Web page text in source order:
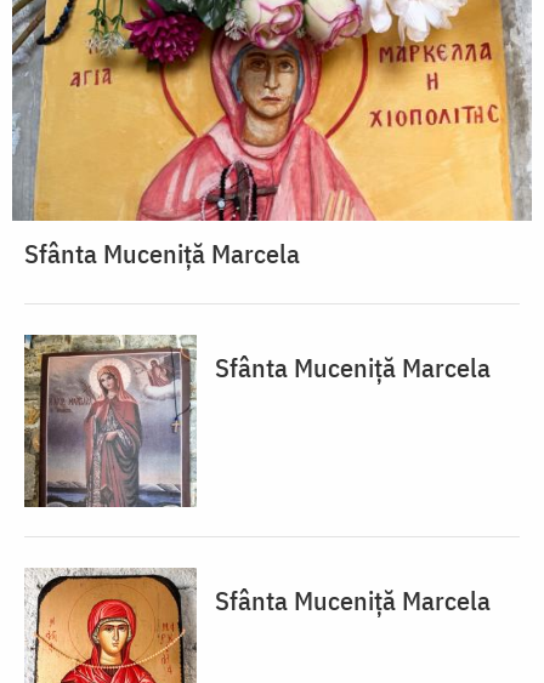
Sfânta Muceniță Marcela
Sfânta Muceniță Marcela
Sfânta Muceniță Marcela